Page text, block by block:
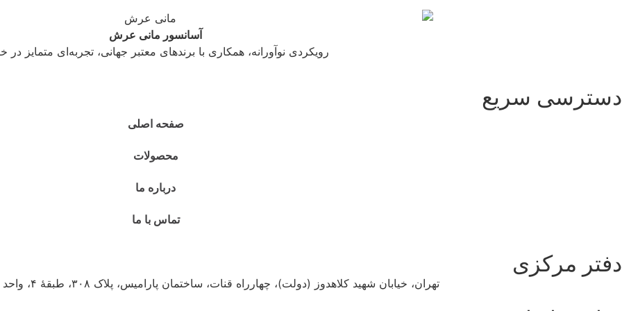
آسانسور مانی عرش
رویکردی نوآورانه، همکاری با برندهای معتبر جهانی، تجربه‌ای متمایز در
دسترسی سریع
صفحه اصلی
محصولات
درباره ما
تماس با ما
دفتر مرکزی
تهران، خیابان شهید کلاهدوز (دولت)، چهارراه قنات، ساختمان پارامیس، پلاک ۳۰۸، طبقهٔ ۴، واحد ۴۰۲، کدپستی ۱۹۴۳۶۸۳۷۱۸